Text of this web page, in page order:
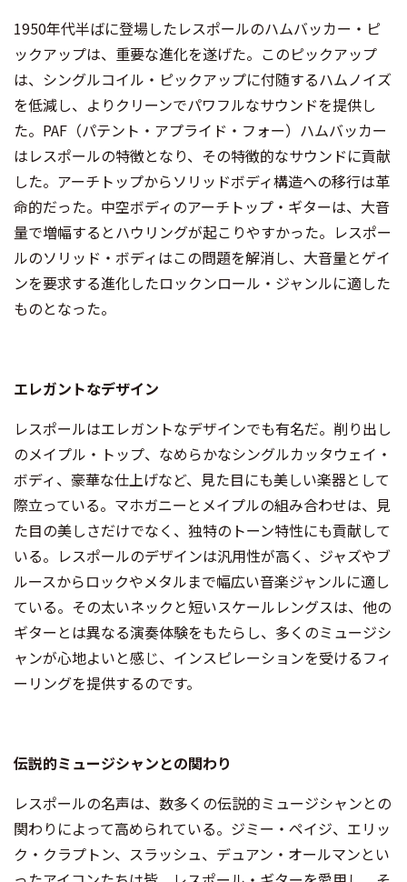
1950年代半ばに登場したレスポールのハムバッカー・ピ
ックアップは、重要な進化を遂げた。このピックアップ
は、シングルコイル・ピックアップに付随するハムノイズ
を低減し、よりクリーンでパワフルなサウンドを提供し
た。PAF（パテント・アプライド・フォー）ハムバッカー
はレスポールの特徴となり、その特徴的なサウンドに貢献
した。アーチトップからソリッドボディ構造への移行は革
命的だった。中空ボディのアーチトップ・ギターは、大音
量で増幅するとハウリングが起こりやすかった。レスポー
ルのソリッド・ボディはこの問題を解消し、大音量とゲイ
ンを要求する進化したロックンロール・ジャンルに適した
ものとなった。
エレガントなデザイン
レスポールはエレガントなデザインでも有名だ。削り出し
のメイプル・トップ、なめらかなシングルカッタウェイ・
ボディ、豪華な仕上げなど、見た目にも美しい楽器として
際立っている。マホガニーとメイプルの組み合わせは、見
た目の美しさだけでなく、独特のトーン特性にも貢献して
いる。レスポールのデザインは汎用性が高く、ジャズやブ
ルースからロックやメタルまで幅広い音楽ジャンルに適し
ている。その太いネックと短いスケールレングスは、他の
ギターとは異なる演奏体験をもたらし、多くのミュージシ
ャンが心地よいと感じ、インスピレーションを受けるフィ
ーリングを提供するのです。
伝説的ミュージシャンとの関わり
レスポールの名声は、数多くの伝説的ミュージシャンとの
関わりによって高められている。ジミー・ペイジ、エリッ
ク・クラプトン、スラッシュ、デュアン・オールマンとい